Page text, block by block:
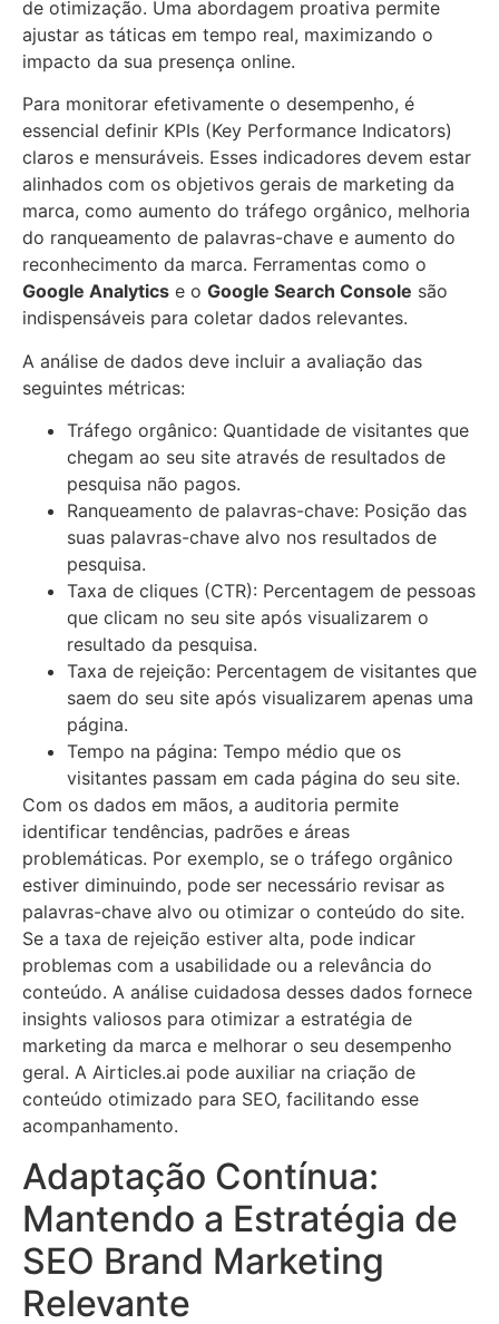
de otimização. Uma abordagem proativa permite
ajustar as táticas em tempo real, maximizando o
impacto da sua presença online.
Para monitorar efetivamente o desempenho, é
essencial definir KPIs (Key Performance Indicators)
claros e mensuráveis. Esses indicadores devem estar
alinhados com os objetivos gerais de marketing da
marca, como aumento do tráfego orgânico, melhoria
do ranqueamento de palavras-chave e aumento do
reconhecimento da marca. Ferramentas como o
Google Analytics e o Google Search Console são
indispensáveis para coletar dados relevantes.
A análise de dados deve incluir a avaliação das
seguintes métricas:
Tráfego orgânico: Quantidade de visitantes que
chegam ao seu site através de resultados de
pesquisa não pagos.
Ranqueamento de palavras-chave: Posição das
suas palavras-chave alvo nos resultados de
pesquisa.
Taxa de cliques (CTR): Percentagem de pessoas
que clicam no seu site após visualizarem o
resultado da pesquisa.
Taxa de rejeição: Percentagem de visitantes que
saem do seu site após visualizarem apenas uma
página.
Tempo na página: Tempo médio que os
visitantes passam em cada página do seu site.
Com os dados em mãos, a auditoria permite
identificar tendências, padrões e áreas
problemáticas. Por exemplo, se o tráfego orgânico
estiver diminuindo, pode ser necessário revisar as
palavras-chave alvo ou otimizar o conteúdo do site.
Se a taxa de rejeição estiver alta, pode indicar
problemas com a usabilidade ou a relevância do
conteúdo. A análise cuidadosa desses dados fornece
insights valiosos para otimizar a estratégia de
marketing da marca e melhorar o seu desempenho
geral. A Airticles.ai pode auxiliar na criação de
conteúdo otimizado para SEO, facilitando esse
acompanhamento.
Adaptação Contínua:
Mantendo a Estratégia de
SEO Brand Marketing
Relevante